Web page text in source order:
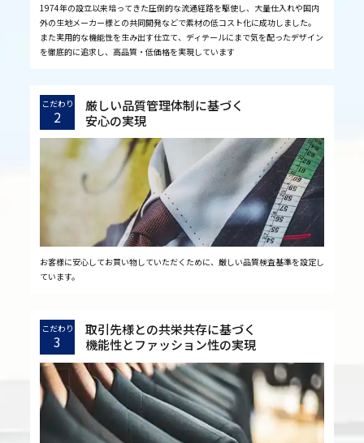
1974年の設立以来培ってきた圧倒的な流通経路を駆使し、大量仕入れや国内
外の生地メーカー様との共同開発などで素材の低コスト化に成功しました。
また実用的な機能性を生み出す仕立て、ディテールにまで気を配ったデザイン
を徹底的に追求し、高品質・低価格を実現しています
こだわり
2
厳しい品質管理体制に基づく
安心の実現
お客様に安心してお買い物していただくために、厳しい品質検査基準を設定し
ています。
こだわり
3
取引先様との共栄共存に基づく
機能性とファッション性の実現